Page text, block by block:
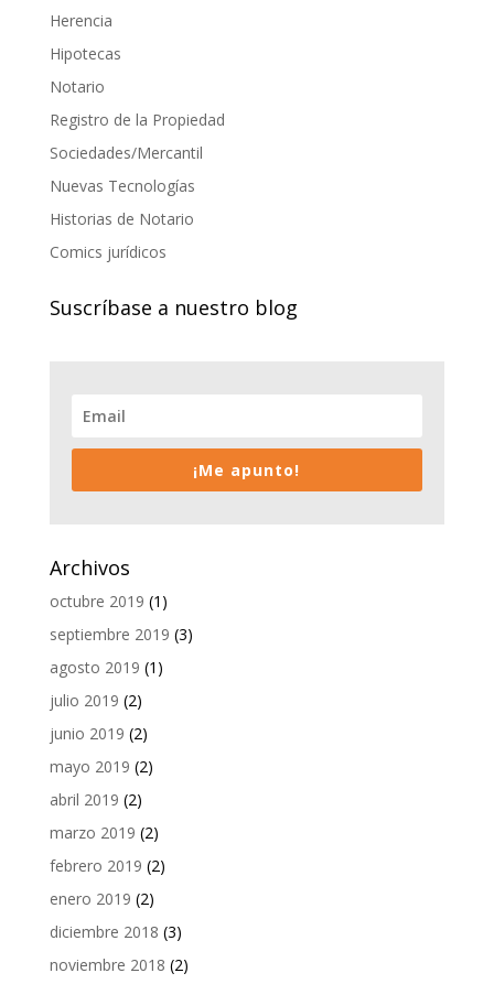
Herencia
Hipotecas
Notario
Registro de la Propiedad
Sociedades/Mercantil
Nuevas Tecnologías
Historias de Notario
Comics jurídicos
Suscríbase a nuestro blog
¡Me apunto!
Archivos
octubre 2019 (1)
septiembre 2019 (3)
agosto 2019 (1)
julio 2019 (2)
junio 2019 (2)
mayo 2019 (2)
abril 2019 (2)
marzo 2019 (2)
febrero 2019 (2)
enero 2019 (2)
diciembre 2018 (3)
noviembre 2018 (2)